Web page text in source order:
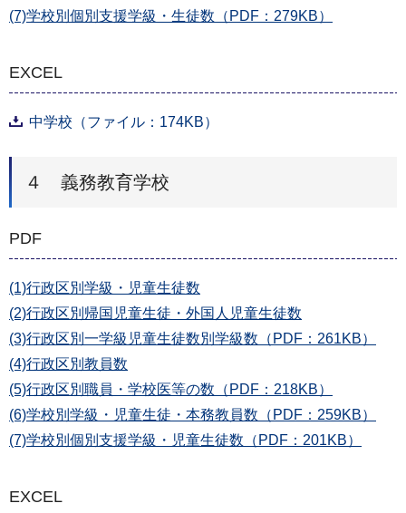
(7)学校別個別支援学級・生徒数（PDF：279KB）
EXCEL
中学校（ファイル：174KB）
４ 義務教育学校
PDF
(1)行政区別学級・児童生徒数
(2)行政区別帰国児童生徒・外国人児童生徒数
(3)行政区別一学級児童生徒数別学級数（PDF：261KB）
(4)行政区別教員数
(5)行政区別職員・学校医等の数（PDF：218KB）
(6)学校別学級・児童生徒・本務教員数（PDF：259KB）
(7)学校別個別支援学級・児童生徒数（PDF：201KB）
EXCEL